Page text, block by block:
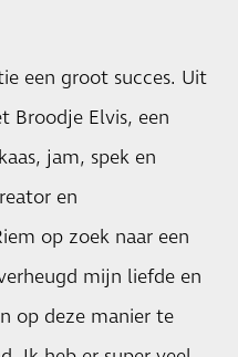
een groot succes. Uit
Broodje Elvis, een
jam, spek en
en
op zoek naar een
mijn liefde en
op deze manier te